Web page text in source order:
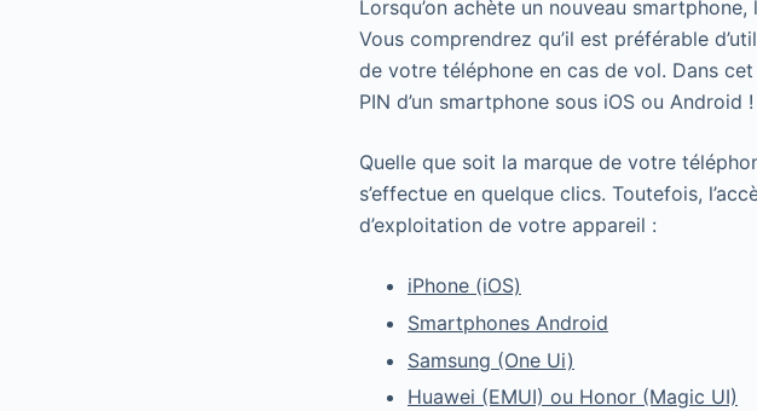
Lorsqu’on achète un nouveau
Vous comprendrez qu’il est préférable
de votre téléphone en cas de vol. Dans
PIN d’un smartphone sous iOS ou Android !
Quelle que soit la marque de votre
s’effectue en quelque clics. Toutefois,
d’exploitation de votre appareil :
iPhone (iOS)
Smartphones Android
Samsung (One Ui)
Huawei (EMUI) ou Honor (Magic UI)